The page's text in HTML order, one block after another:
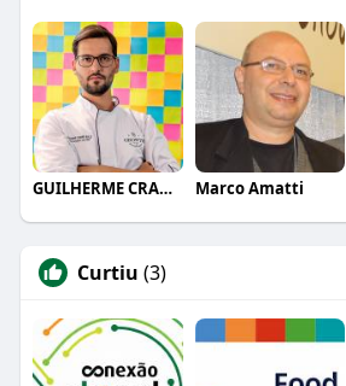
GUILHERME CRAMER BALLE Marco Amatti
Curtiu (3)